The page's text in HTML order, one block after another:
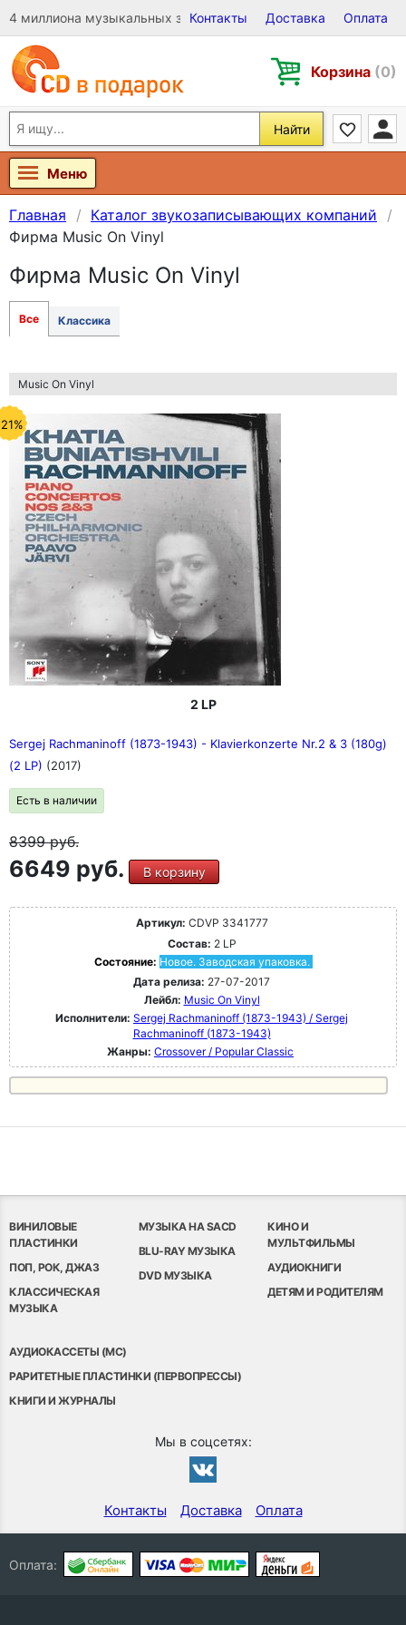
4 миллиона музыкальных записей на Виниле, CD и DVD
Контакты Доставка Оплата
Корзина (0)
Найти
Меню
Главная
Каталог звукозаписывающих компаний
Фирма Music On Vinyl
Фирма Music On Vinyl
Все Классика
Music On Vinyl
2 LP
Sergej Rachmaninoff (1873-1943) - Klavierkonzerte Nr.2 & 3 (180g)
(2 LP) (2017)
Есть в наличии
8399руб.
6649 руб. В корзину
Артикул: CDVP 3341777
Состав: 2 LP
Состояние: Новое. Заводская упаковка.
Дата релиза: 27-07-2017
Лейбл: Music On Vinyl
Исполнители: Sergej Rachmaninoff (1873-1943) / Sergej
Rachmaninoff (1873-1943)
Жанры: Crossover / Popular Classic
ВИНИЛОВЫЕ
ПЛАСТИНКИ
ПОП, РОК, ДЖАЗ
КЛАССИЧЕСКАЯ
МУЗЫКА
МУЗЫКА НА SACD
BLU-RAY МУЗЫКА
DVD МУЗЫКА
КИНО И
МУЛЬТФИЛЬМЫ
АУДИОКНИГИ
ДЕТЯМ И РОДИТЕЛЯМ
АУДИОКАССЕТЫ (MC)
РАРИТЕТНЫЕ ПЛАСТИНКИ (ПЕРВОПРЕССЫ)
КНИГИ И ЖУРНАЛЫ
Мы в соцсетях:
Контакты Доставка Оплата
Оплата: